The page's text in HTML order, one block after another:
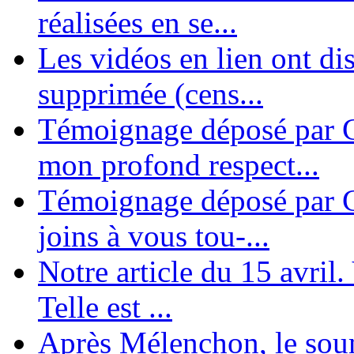
réalisées en se...
Les vidéos en lien ont
supprimée (cens...
Témoignage déposé par
mon profond respect...
Témoignage déposé par
joins à vous tou-...
Notre article du 15 avril.
Telle est ...
Après Mélenchon, le